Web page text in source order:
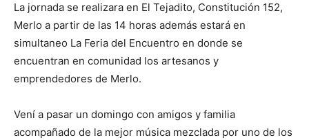
La jornada se realizara en El Tejadito, Constitución 152,
Merlo a partir de las 14 horas además estará en
simultaneo La Feria del Encuentro en donde se
encuentran en comunidad los artesanos y
emprendedores de Merlo.
Vení a pasar un domingo con amigos y familia
acompañado de la mejor música mezclada por uno de los